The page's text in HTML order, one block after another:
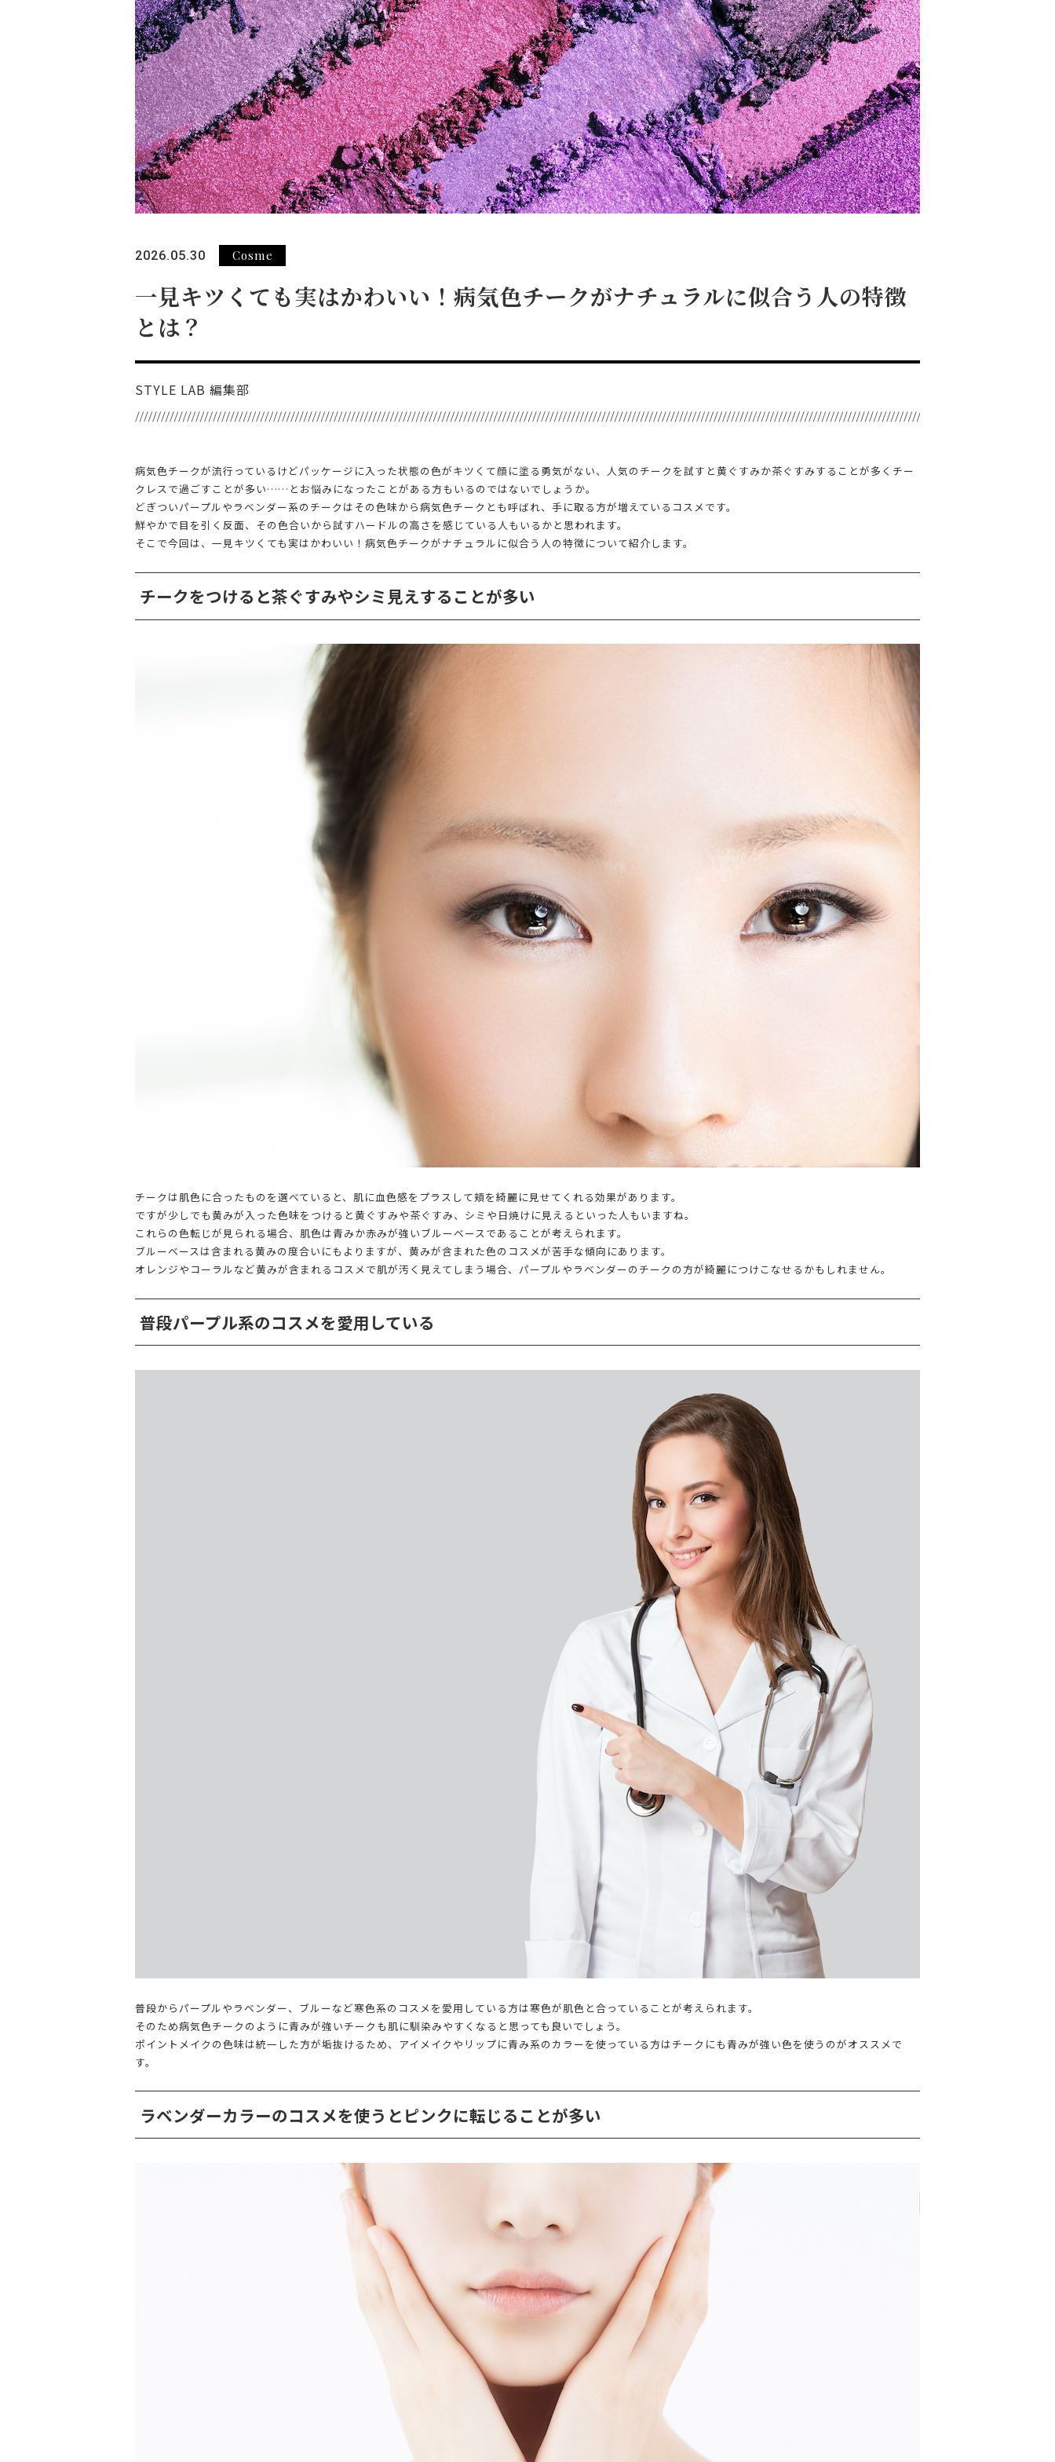
2026.05.30 Cosme
一見キツくても実はかわいい！病気色チークがナチュラルに似合う人の特徴
とは？
STYLE LAB 編集部
病気色チークが流行っているけどパッケージに入った状態の色がキツくて顔に塗る勇気がない、人気のチークを試すと黄ぐすみか茶ぐすみすることが多くチー
クレスで過ごすことが多い……とお悩みになったことがある方もいるのではないでしょうか。
どぎついパープルやラベンダー系のチークはその色味から病気色チークとも呼ばれ、手に取る方が増えているコスメです。
鮮やかで目を引く反面、その色合いから試すハードルの高さを感じている人もいるかと思われます。
そこで今回は、一見キツくても実はかわいい！病気色チークがナチュラルに似合う人の特徴について紹介します。
チークをつけると茶ぐすみやシミ見えすることが多い
チークは肌色に合ったものを選べていると、肌に血色感をプラスして頬を綺麗に見せてくれる効果があります。
ですが少しでも黄みが入った色味をつけると黄ぐすみや茶ぐすみ、シミや日焼けに見えるといった人もいますね。
これらの色転じが見られる場合、肌色は青みか赤みが強いブルーベースであることが考えられます。
ブルーベースは含まれる黄みの度合いにもよりますが、黄みが含まれた色のコスメが苦手な傾向にあります。
オレンジやコーラルなど黄みが含まれるコスメで肌が汚く見えてしまう場合、パープルやラベンダーのチークの方が綺麗につけこなせるかもしれません。
普段パープル系のコスメを愛用している
普段からパープルやラベンダー、ブルーなど寒色系のコスメを愛用している方は寒色が肌色と合っていることが考えられます。
そのため病気色チークのように青みが強いチークも肌に馴染みやすくなると思っても良いでしょう。
ポイントメイクの色味は統一した方が垢抜けるため、アイメイクやリップに青み系のカラーを使っている方はチークにも青みが強い色を使うのがオススメで
す。
ラベンダーカラーのコスメを使うとピンクに転じることが多い